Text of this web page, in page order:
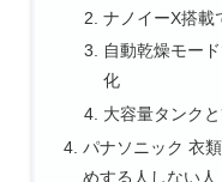
ナノイーX搭載
自動乾燥モー
化
大容量タンク
パナソニック 衣
めする人しない人